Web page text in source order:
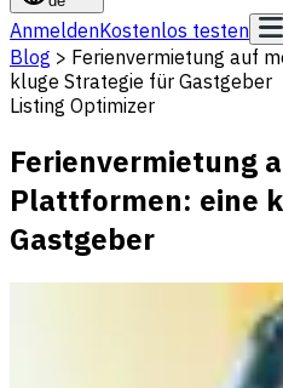
AnmeldenKostenlos testen
Blog > Ferienvermietung auf
kluge Strategie für Gastgeber
Listing Optimizer
Ferienvermietung
Plattformen: eine
Gastgeber